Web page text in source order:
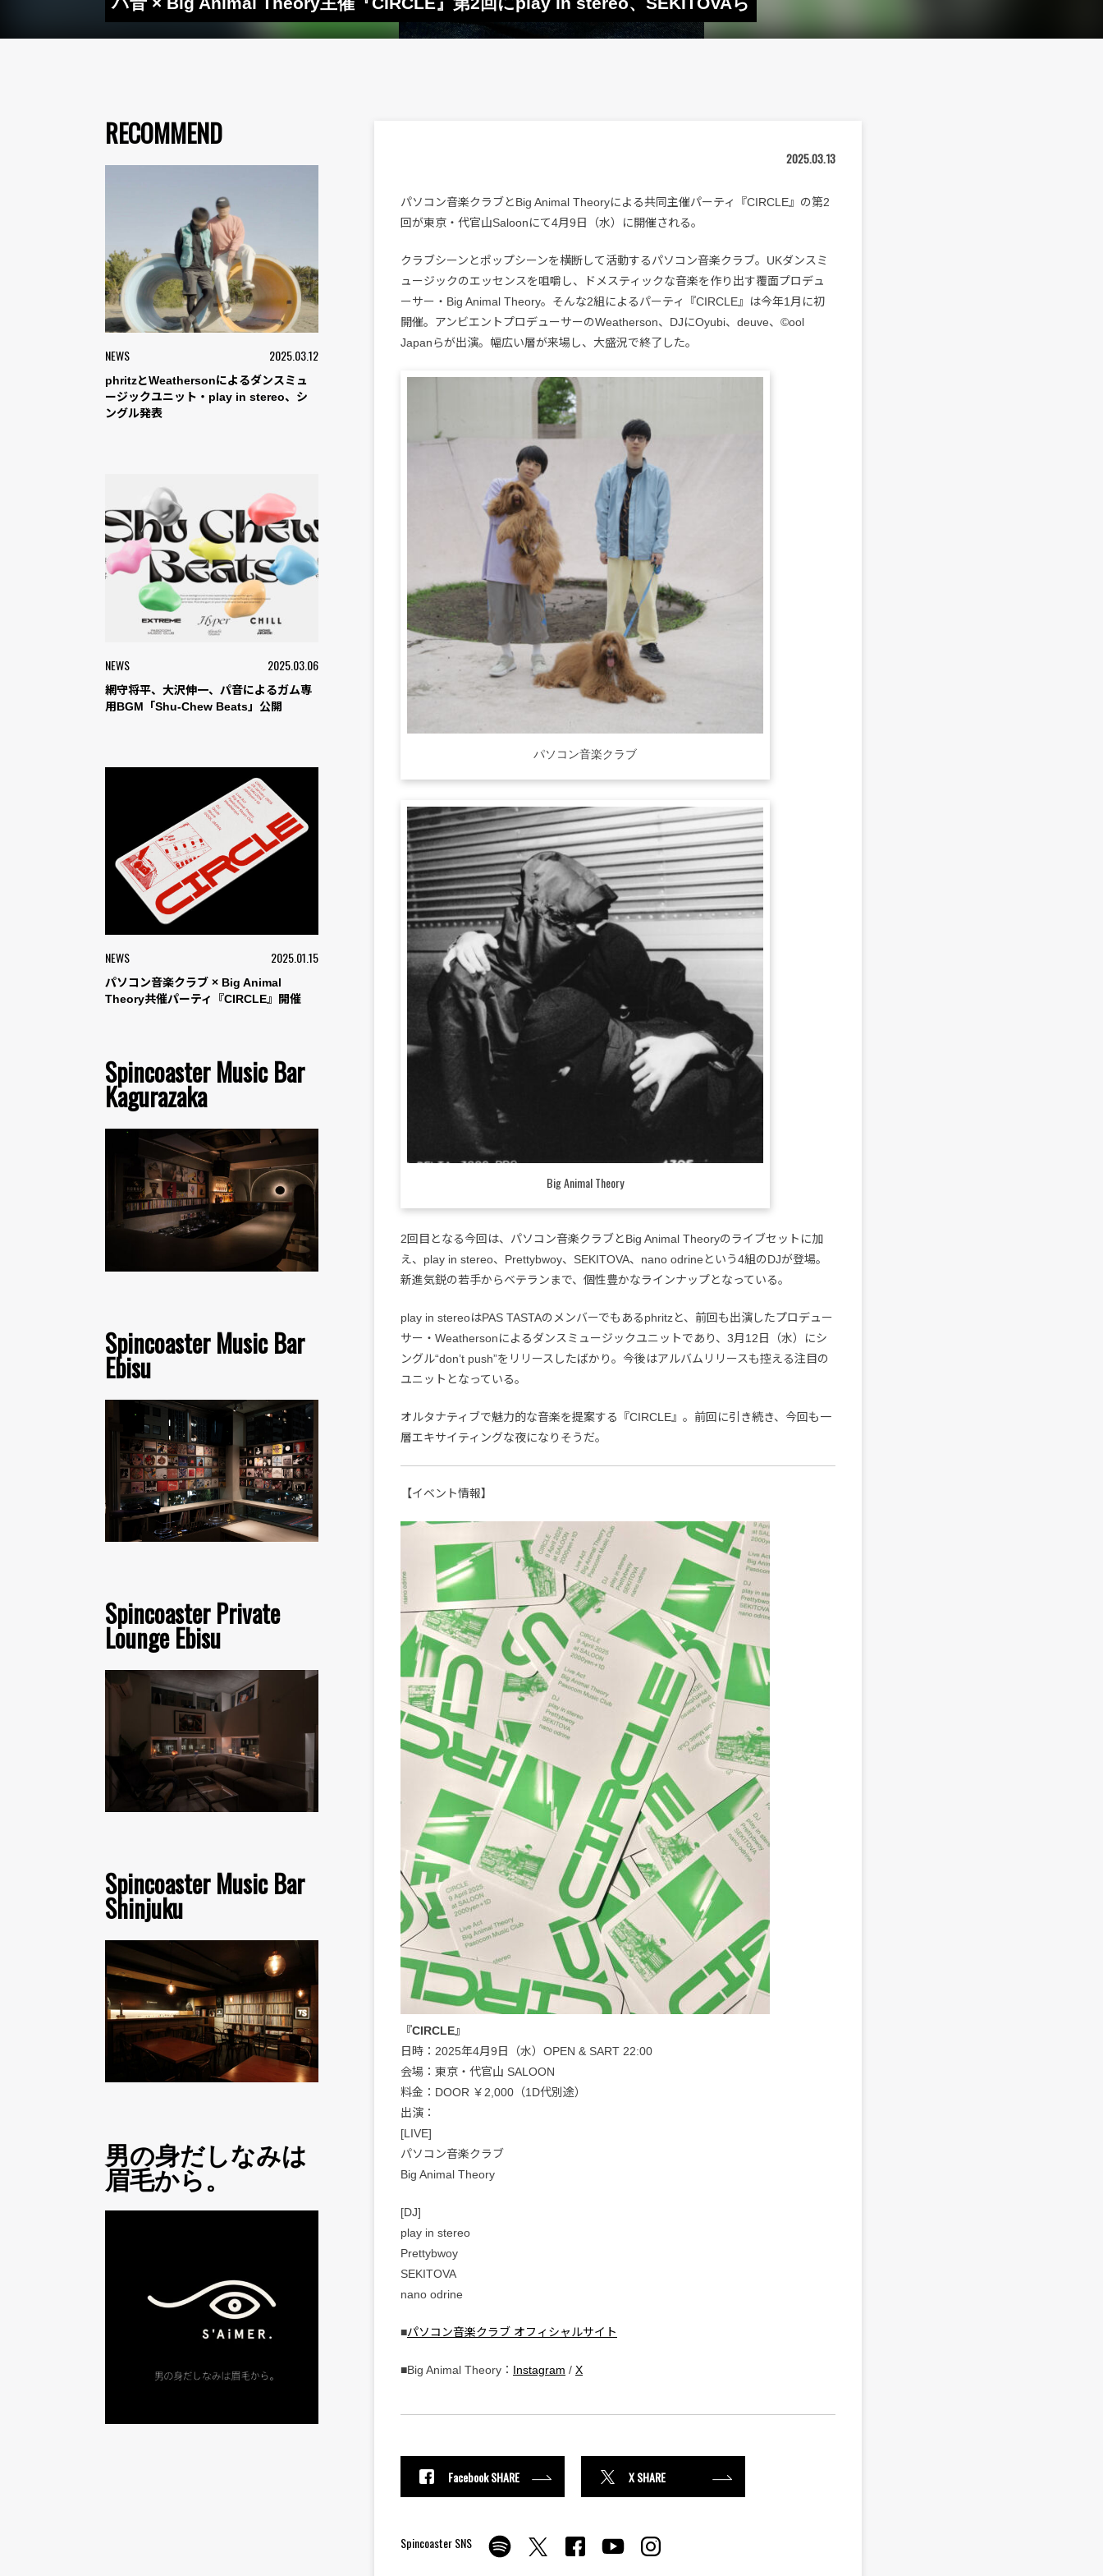
RECOMMEND
NEWS 2025.03.12
phritzとWeathersonによるダンスミュ
ージックユニット・play in stereo、シ
ングル発表
NEWS 2025.03.06
網守将平、大沢伸一、パ音によるガム専
用BGM「Shu-Chew Beats」公開
NEWS 2025.01.15
パソコン音楽クラブ × Big Animal
Theory共催パーティ『CIRCLE』開催
Spincoaster Music Bar
Kagurazaka
Spincoaster Music Bar
Ebisu
Spincoaster Private
Lounge Ebisu
Spincoaster Music Bar
Shinjuku
男の身だしなみは
眉毛から。
2025.03.13
パソコン音楽クラブとBig Animal Theoryによる共同主催パーティ『CIRCLE』の第2
回が東京・代官山Saloonにて4月9日（水）に開催される。
クラブシーンとポップシーンを横断して活動するパソコン音楽クラブ。UKダンスミ
ュージックのエッセンスを咀嚼し、ドメスティックな音楽を作り出す覆面プロデュ
ーサー・Big Animal Theory。そんな2組によるパーティ『CIRCLE』は今年1月に初
開催。アンビエントプロデューサーのWeatherson、DJにOyubi、deuve、©︎ool
Japanらが出演。幅広い層が来場し、大盛況で終了した。
パソコン音楽クラブ
Big Animal Theory
2回目となる今回は、パソコン音楽クラブとBig Animal Theoryのライブセットに加
え、play in stereo、Prettybwoy、SEKITOVA、nano odrineという4組のDJが登場。
新進気鋭の若手からベテランまで、個性豊かなラインナップとなっている。
play in stereoはPAS TASTAのメンバーでもあるphritzと、前回も出演したプロデュー
サー・Weathersonによるダンスミュージックユニットであり、3月12日（水）にシ
ングル“don’t push”をリリースしたばかり。今後はアルバムリリースも控える注目の
ユニットとなっている。
オルタナティブで魅力的な音楽を提案する『CIRCLE』。前回に引き続き、今回も一
層エキサイティングな夜になりそうだ。
【イベント情報】
『CIRCLE』
日時：2025年4月9日（水）OPEN & SART 22:00
会場：東京・代官山 SALOON
料金：DOOR ￥2,000（1D代別途）
出演：
[LIVE]
パソコン音楽クラブ
Big Animal Theory
[DJ]
play in stereo
Prettybwoy
SEKITOVA
nano odrine
■パソコン音楽クラブ オフィシャルサイト
■Big Animal Theory： Instagram / X
Facebook SHARE X SHARE
Spincoaster SNS